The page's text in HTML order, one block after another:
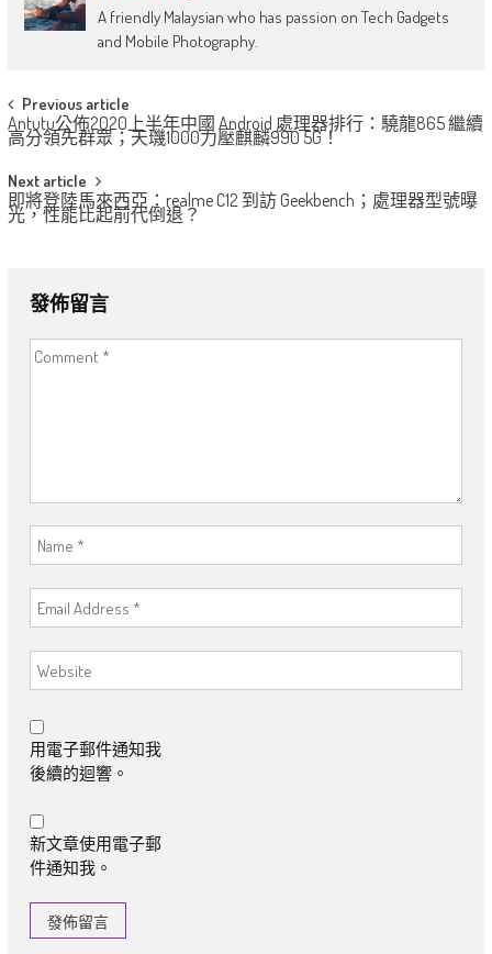
A friendly Malaysian who has passion on Tech Gadgets
and Mobile Photography.
Post
navigation
Previous article
Antutu公佈2020上半年中國 Android 處理器排行：驍龍865 繼續
高分領先群眾；天璣1000力壓麒麟990 5G！
Next article
即將登陸馬來西亞：realme C12 到訪 Geekbench；處理器型號曝
光，性能比起前代倒退？
發佈留言
用電子郵件通知我
後續的迴響。
新文章使用電子郵
件通知我。